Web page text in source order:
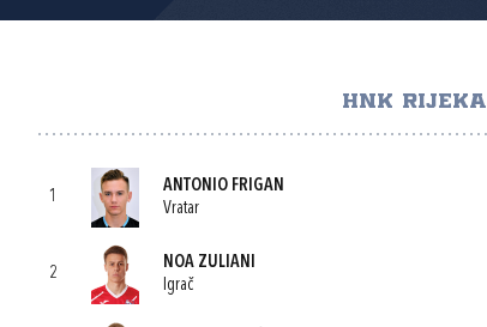
HNK RIJEKA
1
ANTONIO FRIGAN
Vratar
2
NOA ZULIANI
Igrač